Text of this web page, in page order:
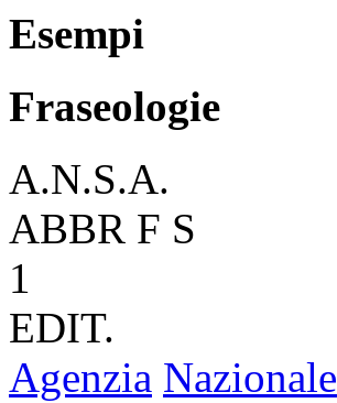
Esempi
Fraseologie
A.N.S.A.
ABBR F S
1
EDIT.
Agenzia Nazionale